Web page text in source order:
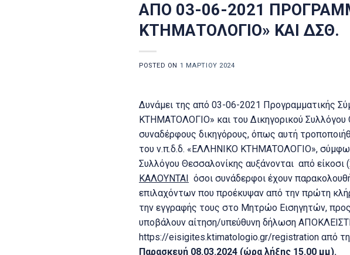
ΑΠΟ 03-06-2021
ΚΤΗΜΑΤΟΛΟΓΙΟ» ΚΑΙ ΔΣΘ.
POSTED ON 1 ΜΑΡΤΊΟΥ 2024
Δυνάμει της από 03-06-2021 Προγραμματικής
ΚΤΗΜΑΤΟΛΟΓΙΟ» και του Δικηγορικού
συναδέρφους δικηγόρους, όπως αυτή
του ν.π.δ.δ. «ΕΛΛΗΝΙΚΟ ΚΤΗΜΑΤΟΛΟΓΙΟ»,
Συλλόγου Θεσσαλονίκης αυξάνονται από είκοσι
ΚΑΛΟΥΝΤΑΙ
όσοι συνάδερφοι έχουν
επιλαχόντων που προέκυψαν από την πρώτη
την εγγραφής τους στο Μητρώο Εισηγητών,
υποβάλουν αίτηση/υπεύθυνη δήλωση
https://eisigites.ktimatologio.gr/registration από
Παρασκευή 08.03.2024 (ώρα λήξης 15.00 µµ).